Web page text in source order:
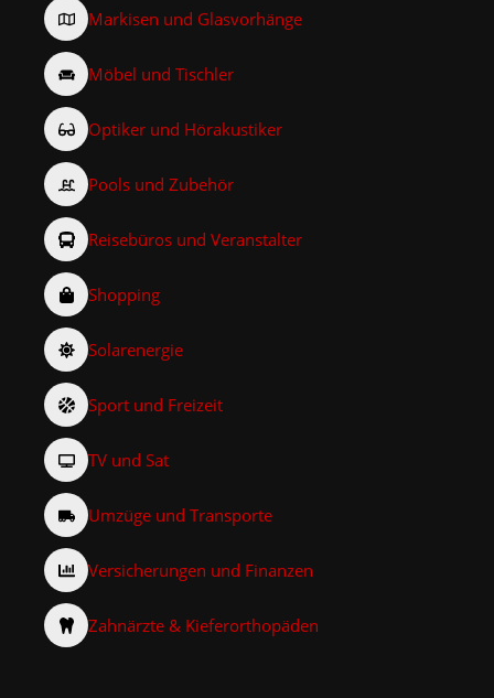
Markisen und Glasvorhänge
Möbel und Tischler
Optiker und Hörakustiker
Pools und Zubehör
Reisebüros und Veranstalter
Shopping
Solarenergie
Sport und Freizeit
TV und Sat
Umzüge und Transporte
Versicherungen und Finanzen
Zahnärzte & Kieferorthopäden